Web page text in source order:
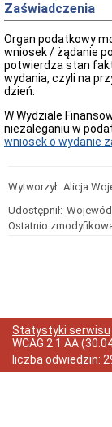
Miejska
2024-
2029
Prezydium
Rady
Miejskiej
Dyżury
w
Biurze
Rady
Miejskiej
komisji
stałych
doraźnych
radnych
Transmisje
obrad
sesji
Zaświadczenia
Organ podatkowy
wniosek / żądanie
potwierdza stan
wydania, czyli na
dzień.
W Wydziale
niezaleganiu w
wniosek o wydanie
Wytworzył: Alicja
Udostępnił:
Ostatnio
Statystyki serwisu
WCAG 2.1 AA(
liczba odwiedzin: